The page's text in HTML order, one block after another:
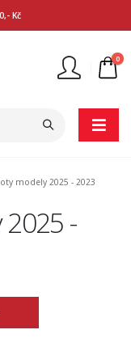
Kč
0
modely 2025 - 2023
-